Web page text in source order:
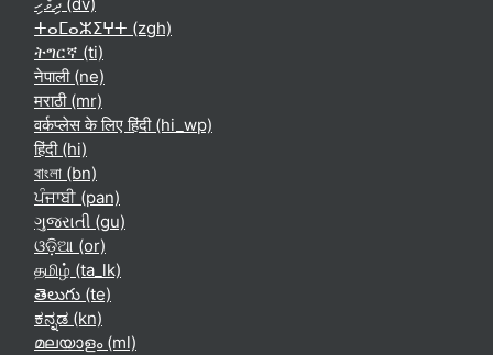
ⵜⴰⵎⴰⵣⵉⵖⵜ ‎(zgh)‎
ትግርኛ ‎(ti)‎
नेपाली ‎(ne)‎
मराठी ‎(mr)‎
वर्कप्लेस के लिए हिंदी ‎(hi_wp)‎
हिंदी ‎(hi)‎
বাংলা ‎(bn)‎
ਪੰਜਾਬੀ ‎(pan)‎
ગુજરાતી ‎(gu)‎
ଓଡ଼ିଆ ‎(or)‎
தமிழ் ‎(ta_lk)‎
తెలుగు ‎(te)‎
ಕನ್ನಡ ‎(kn)‎
മലയാളം ‎(ml)‎